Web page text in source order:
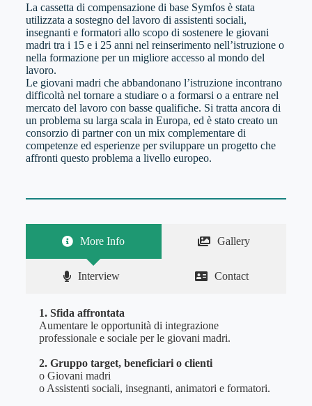
La cassetta di compensazione di base Symfos è stata
utilizzata a sostegno del lavoro di assistenti sociali,
insegnanti e formatori allo scopo di sostenere le giovani
madri tra i 15 e i 25 anni nel reinserimento nell’istruzione o
nella formazione per un migliore accesso al mondo del
lavoro.
Le giovani madri che abbandonano l’istruzione incontrano
difficoltà nel tornare a studiare o a formarsi o a entrare nel
mercato del lavoro con basse qualifiche. Si tratta ancora di
un problema su larga scala in Europa, ed è stato creato un
consorzio di partner con un mix complementare di
competenze ed esperienze per sviluppare un progetto che
affronti questo problema a livello europeo.
More Info Gallery
Interview Contact
1. Sfida affrontata
Aumentare le opportunità di integrazione
professionale e sociale per le giovani madri.
2. Gruppo target, beneficiari o clienti
o Giovani madri
o Assistenti sociali, insegnanti, animatori e formatori.